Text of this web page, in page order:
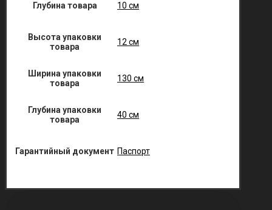
Глубина товара 10 см
Высота упаковки
товара
12 см
Ширина упаковки
товара
130 см
Глубина упаковки
товара
40 см
Гарантийный документ Паспорт